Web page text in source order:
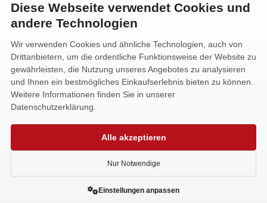
KONTAKT
Alfa-Service Hurtienne GmbH
Siemensstr. 32
59199 Bönen
+49 (0) 2383 93640
info@alfa-service.com
Whatsapp (no voice calls):
Diese Webseite verwendet Cookies und
andere Technologien
Wir verwenden Cookies und ähnliche Technologien, auch von
Drittanbietern, um die ordentliche Funktionsweise der Website zu
gewährleisten, die Nutzung unseres Angebotes zu analysieren
und Ihnen ein bestmögliches Einkaufserlebnis bieten zu können.
Weitere Informationen finden Sie in unserer
Datenschutzerklärung.
Alle akzeptieren
Nur Notwendige
Einstellungen anpassen